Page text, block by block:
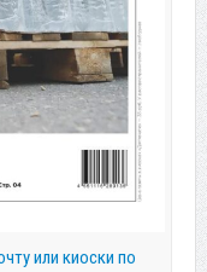
или киоски по